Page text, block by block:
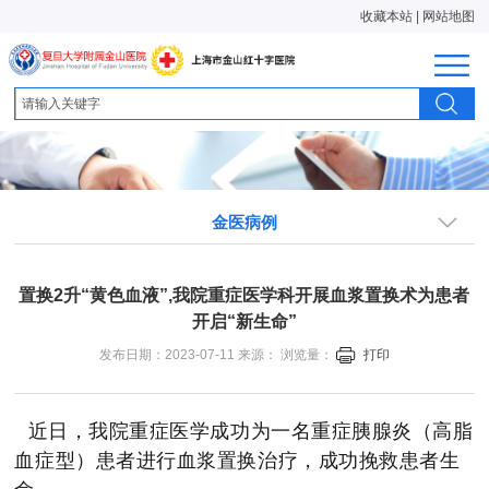
收藏本站 网站地图
金医病例
置换2升“黄色血液”,我院重症医学科开展血浆置换术为患者
开启“新生命”
发布日期：2023-07-11 来源： 浏览量： 打印
近日，我院重症医学成功为一名重症胰腺炎（高脂
血症型）患者进行血浆置换治疗，成功挽救患者生